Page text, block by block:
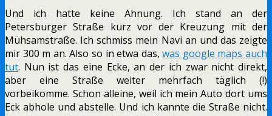
Und ich hatte keine Ahnung. Ich stand an der
Petersburger Straße kurz vor der Kreuzung mit der
Mühsamstraße. Ich schmiss mein Navi an und das zeigte
mir 300 m an. Also so in etwa das,was google maps auch
tut. Nun ist das eine Ecke, an der ich zwar nicht direkt,
aber eine Straße weiter mehrfach täglich (!)
vorbeikomme. Schon alleine, weil ich mein Auto dort ums
Eck abhole und abstelle. Und ich kannte die Straße nicht.